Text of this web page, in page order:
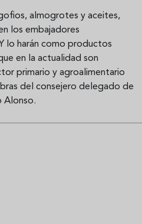
almogrotes y aceites,
los embajadores
lo harán como productos
en la actualidad son
primario y agroalimentario
del consejero delegado de
Alonso.